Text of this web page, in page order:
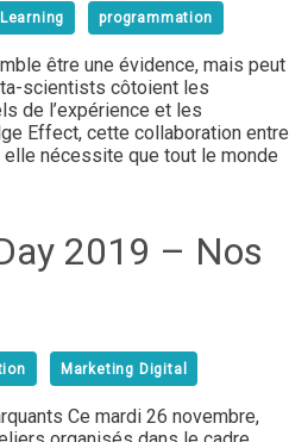
programmation
être une évidence, mais peut
scientists côtoient les
de l’expérience et les
Effect, cette collaboration entre
nécessite que tout le monde
2019 – Nos
Marketing Digital
Ce mardi 26 novembre,